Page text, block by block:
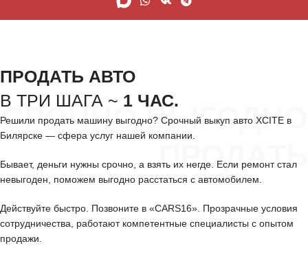
СРОЧНО ВЫГОДНО
ПРОДАТЬ
ПРОДАТЬ АВТО
В ТРИ ШАГА ~ 1 ЧАС.
Решили продать машину выгодно? Срочный выкуп авто XCITE в
Билярске — сфера услуг нашей компании.
Бывает, деньги нужны срочно, а взять их негде. Если ремонт стал
невыгоден, поможем выгодно расстаться с автомобилем.
Действуйте быстро. Позвоните в «CARS16». Прозрачные условия
сотрудничества, работают компетентные специалисты с опытом
продажи.